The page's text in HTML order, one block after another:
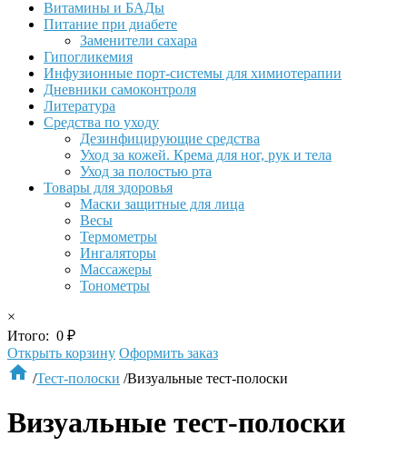
Витамины и БАДы
Питание при диабете
Заменители сахара
Гипогликемия
Инфузионные порт-системы для химиотерапии
Дневники самоконтроля
Литература
Средства по уходу
Дезинфицирующие средства
Уход за кожей. Крема для ног, рук и тела
Уход за полостью рта
Товары для здоровья
Маски защитные для лица
Весы
Термометры
Ингаляторы
Массажеры
Тонометры
×
Итого: 0 ₽
Открыть корзину Оформить заказ
 /Тест-полоски /Визуальные тест-полоски
Визуальные тест-полоски